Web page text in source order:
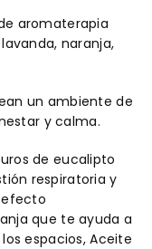
aromaterapia
naranja,
un ambiente de
y calma.
de eucalipto
respiratoria y
que te ayuda a
espacios, Aceite